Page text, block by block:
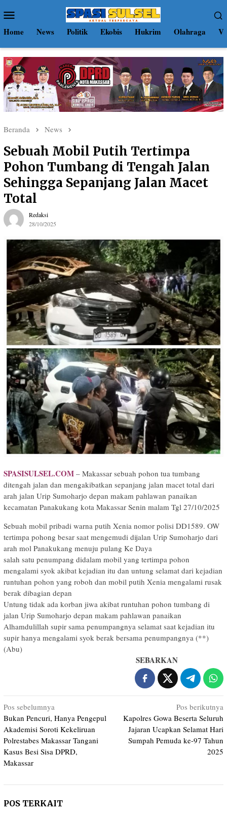
ke
kontenMobile
Home News Politik Ekobis Hukrim Olahraga
Beranda News
Sebuah Mobil Putih Tertimpa
Pohon Tumbang di Tengah Jalan
Sehingga Sepanjang Jalan Macet
Total
Redaksi
28/10/2025
SPASISULSEL.COM – Makassar sebuah pohon tua tumbang
ditengah jalan dan mengakibatkan sepanjang jalan macet total dari
arah jalan Urip Sumoharjo depan makam pahlawan panaikan
kecamatan Panakukang kota Makassar Senin malam Tgl 27/10/2025
Sebuah mobil pribadi warna putih Xenia nomor polisi DD1589. OW
tertimpa pohong besar saat mengemudi dijalan Urip Sumoharjo dari
arah mol Panakukang menuju pulang Ke Daya
salah satu penumpang didalam mobil yang tertimpa pohon
mengalami syok akibat kejadian itu dan untung selamat dari kejadian
runtuhan pohon yang roboh dan mobil putih Xenia mengalami rusak
berak dibagian depan
Untung tidak ada korban jiwa akibat runtuhan pohon tumbang di
jalan Urip Sumoharjo depan makam pahlawan panaikan
Alhamdulillah supir sama penumpangnya selamat saat kejadian itu
supir hanya mengalami syok berak bersama penumpangnya (**)
(Abu)
SEBARKAN
Navigasi
pos
Pos sebelumnya
Bukan Pencuri, Hanya Pengepul
Akademisi Soroti Kekeliruan
Polrestabes Makassar Tangani
Kasus Besi Sisa DPRD,
Makassar
Pos berikutnya
Kapolres Gowa Beserta Seluruh
Jajaran Ucapkan Selamat Hari
Sumpah Pemuda ke-97 Tahun
2025
POS TERKAIT